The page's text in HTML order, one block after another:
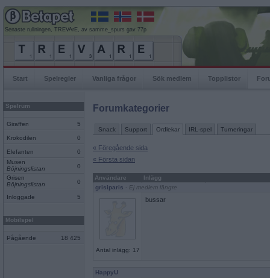
Senaste rullningen, TREVArE, av samme_spurs gav 77p
Start Spelregler Vanliga frågor Sök medlem Topplistor
Spelrum
Giraffen 5
Krokodilen 0
Elefanten
0
Musen
Böjningslistan
0
Grisen
Böjningslistan
0
Inloggade 5
Mobilspel
Pågående 18 425
Forumkategorier
Snack Support Ordlekar IRL-spel Turneringar
« Föregående sida
« Första sidan
Användare
Inlägg
grisiparis - Ej medlem längre
Antal inlägg: 17
bussar
HappyU